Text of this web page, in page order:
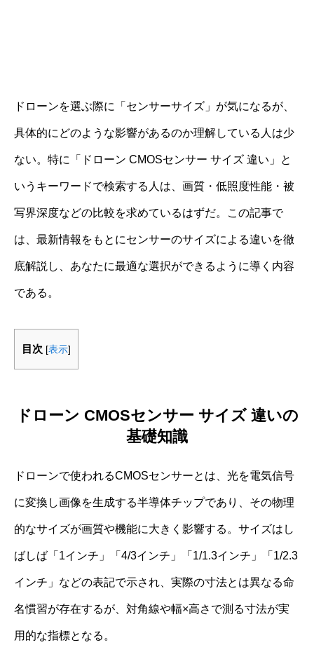
ドローンを選ぶ際に「センサーサイズ」が気になるが、
具体的にどのような影響があるのか理解している人は少
ない。特に「ドローン CMOSセンサー サイズ 違い」と
いうキーワードで検索する人は、画質・低照度性能・被
写界深度などの比較を求めているはずだ。この記事で
は、最新情報をもとにセンサーのサイズによる違いを徹
底解説し、あなたに最適な選択ができるように導く内容
である。
目次 [表示]
ドローン CMOSセンサー サイズ 違いの
基礎知識
ドローンで使われるCMOSセンサーとは、光を電気信号
に変換し画像を生成する半導体チップであり、その物理
的なサイズが画質や機能に大きく影響する。サイズはし
ばしば「1インチ」「4/3インチ」「1/1.3インチ」「1/2.3
インチ」などの表記で示され、実際の寸法とは異なる命
名慣習が存在するが、対角線や幅×高さで測る寸法が実
用的な指標となる。